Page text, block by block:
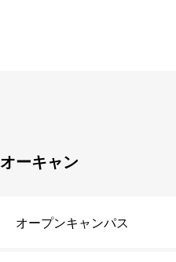
オーキャン
オープンキャンパス